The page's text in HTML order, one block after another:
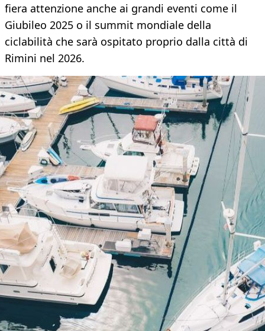
fiera attenzione anche ai grandi eventi come il
Giubileo 2025 o il summit mondiale della
ciclabilità che sarà ospitato proprio dalla città di
Rimini nel 2026.